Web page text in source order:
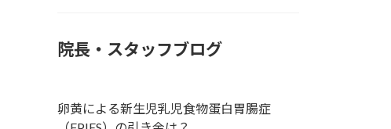
院長・スタッフブログ
卵黄による新生児乳児食物蛋白胃腸症